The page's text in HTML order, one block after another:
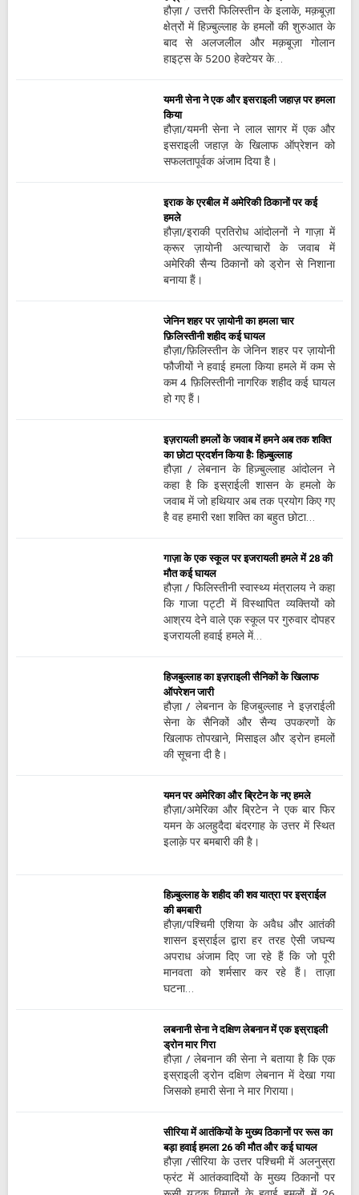
हौज़ा / उत्तरी फिलिस्तीन के इलाके, मक़बूज़ा
क्षेत्रों में हिज़्बुल्लाह के हमलों की शुरुआत के
बाद से अलजलील और मक़बूज़ा गोलान
हाइट्स के 5200 हेक्टेयर के…
यमनी सेना ने एक और इसराइली जहाज़ पर हमला
किया
हौज़ा/यमनी सेना ने लाल सागर में एक और
इसराइली जहाज़ के खिलाफ ऑप्रेशन को
सफलतापूर्वक अंजाम दिया है।
इराक के एरबील में अमेरिकी ठिकानों पर कई
हमले
हौज़ा/इराकी प्रतिरोध आंदोलनों ने गाज़ा में
क्रूर ज़ायोनी अत्याचारों के जवाब में
अमेरिकी सैन्य ठिकानों को ड्रोन से निशाना
बनाया हैं।
जेनिन शहर पर ज़ायोनी का हमला चार
फ़िलिस्तीनी शहीद कई घायल
हौज़ा/फ़िलिस्तीन के जेनिन शहर पर ज़ायोनी
फौजीयों ने हवाई हमला किया हमले में कम से
कम 4 फ़िलिस्तीनी नागरिक शहीद कई घायल
हो गए हैं।
इज़रायली हमलों के जवाब में हमने अब तक शक्ति
का छोटा प्रदर्शन किया हैः हिज़्बुल्लाह
हौज़ा / लेबनान के हिज़्बुल्लाह आंदोलन ने
कहा है कि इस्राईली शासन के हमलो के
जवाब में जो हथियार अब तक प्रयोग किए गए
है वह हमारी रक्षा शक्ति का बहुत छोटा…
गाज़ा के एक स्कूल पर इजरायली हमले में 28 की
मौत कई घायल
हौज़ा / फिलिस्तीनी स्वास्थ्य मंत्रालय ने कहा
कि गाजा पट्टी में विस्थापित व्यक्तियों को
आश्रय देने वाले एक स्कूल पर गुरुवार दोपहर
इजरायली हवाई हमले में…
हिजबुल्लाह का इज़राइली सैनिकों के खिलाफ
ऑपरेशन जारी
हौज़ा / लेबनान के हिजबुल्लाह ने इज़राईली
सेना के सैनिकों और सैन्य उपकरणों के
खिलाफ तोपखाने, मिसाइल और ड्रोन हमलों
की सूचना दी है।
यमन पर अमेरिका और ब्रिटेन के नए हमले
हौज़ा/अमेरिका और ब्रिटेन ने एक बार फिर
यमन के अलहुदैदा बंदरगाह के उत्तर में स्थित
इलाक़े पर बमबारी की है।
हिज़्बुल्लाह के शहीद की शव यात्रा पर इस्राईल
की बमबारी
हौज़ा/पश्चिमी एशिया के अवैध और आतंकी
शासन इस्राईल द्वारा हर तरह ऐसी जघन्य
अपराध अंजाम दिए जा रहे हैं कि जो पूरी
मानवता को शर्मसार कर रहे हैं। ताज़ा
घटना…
लबनानी सेना ने दक्षिण लेबनान में एक इस्राइली
ड्रोन मार गिरा
हौज़ा / लेबनान की सेना ने बताया है कि एक
इस्राइली ड्रोन दक्षिण लेबनान में देखा गया
जिसको हमारी सेना ने मार गिराया।
सीरिया में आतंकियों के मुख्य ठिकानों पर रूस का
बड़ा हवाई हमला 26 की मौत और कई घायल
हौज़ा /सीरिया के उत्तर पश्चिमी में अलनुस्रा
फ्रंट में आतंकवादियों के मुख्य ठिकानों पर